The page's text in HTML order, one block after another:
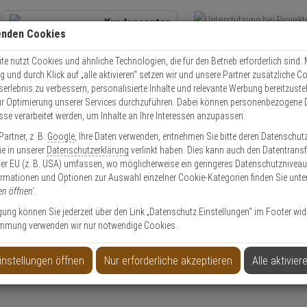
Kundencenter
Kontaktservice nutzen
Mo. - Do.: 8:00 - 16:30 Fr. 8:00 - 14:00 Uhr
Zutritt Einbruch
6. Service & Zubehör
effizienter. Erweitern Sie Ihren Videoturm mit professionellen
Einrichtung Ihres Videoturms mit den ausgewählten Kameras, Schaltschrank,
mobilen Einsatz.
Ihre Logo & Text auf den Seiten Ihres Videoturms.
für Kameras, etc...
Cookies
nutzt Cookies und ähnliche Technologien, die für den Betrieb erforderlich sind.
und durch Klick auf „alle aktivieren“ setzen wir und unsere Partner zusätzliche
zu verbessern, personalisierte Inhalte und relevante Werbung
Optimierung unserer Services durchzuführen. Dabei können personenbezogene
verarbeitet werden, um Inhalte an Ihre Interessen anzupassen.
z. B. Google , Ihre Daten verwenden, entnehmen Sie bitte deren
in unserer Datenschutzerklärung verlinkt haben. Dies kann auch den
EU (z. B. USA) umfassen, wo möglicherweise ein geringeres Datenschutzniveau
und Optionen zur Auswahl einzelner Cookie-Kategorien finden Sie
öffnen'.
können Sie jederzeit über den Link „Datenschutz Einstellungen“ im Footer
verwenden wir nur notwendige Cookies.
öffnen Nur erforderliche akzeptieren Alle